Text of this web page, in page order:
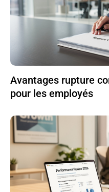
Avantages rupture
pour les employés